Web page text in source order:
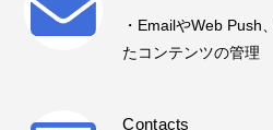
・EmailやWeb Push
たコンテンツの管理
Contacts